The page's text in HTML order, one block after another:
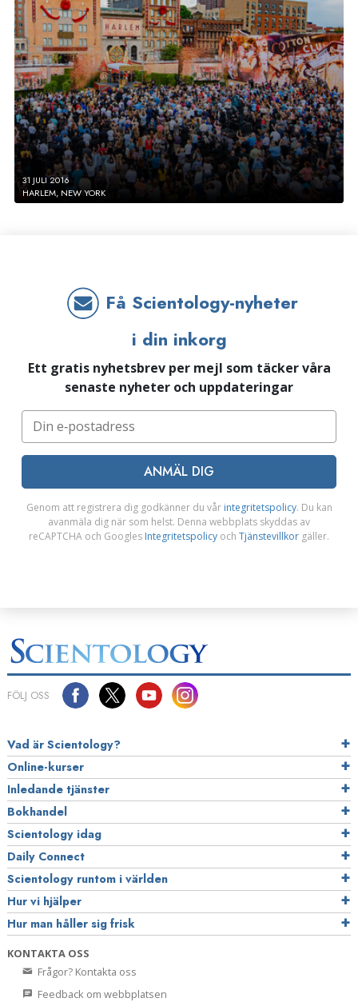
31 JULI 2016
HARLEM, NEW YORK
Få Scientology-nyheter
i din inkorg
Ett gratis nyhetsbrev per mejl som täcker våra
senaste nyheter och uppdateringar
ANMÄL DIG
Genom att registrera dig godkänner du vår integritetspolicy. Du kan
avanmäla dig när som helst. Denna webbplats skyddas av
reCAPTCHA och Googles Integritetspolicy och Tjänstevillkor gäller.
FÖLJ OSS
Vad är Scientology?
Online-kurser
Inledande tjänster
Bokhandel
Scientology idag
Daily Connect
Scientology runtom i världen
Hur vi hjälper
Hur man håller sig frisk
KONTAKTA OSS
Frågor? Kontakta oss
Feedback om webbplatsen